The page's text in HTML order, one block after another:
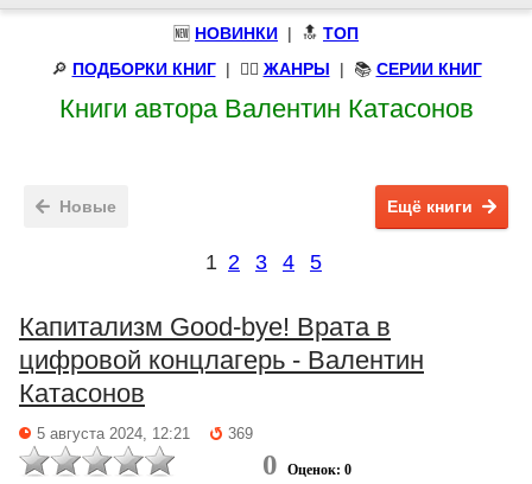
🆕 НОВИНКИ | 🔝 ТОП
🔎 ПОДБОРКИ КНИГ| 🧝‍♀️ ЖАНРЫ | 📚 СЕРИИ КНИГ
Книги автора Валентин Катасонов
Новые Ещё книги
1 2 3 4 5
Капитализм Good-bye! Врата в
цифровой концлагерь - Валентин
Катасонов
5 августа 2024, 12:21 369
0 Оценок: 0